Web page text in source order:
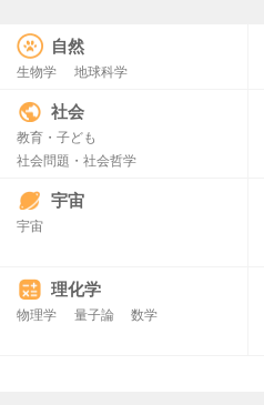
自然
生物学 地球科学
社会
教育・子ども
社会問題・社会哲学
宇宙
宇宙
理化学
物理学 量子論 数学